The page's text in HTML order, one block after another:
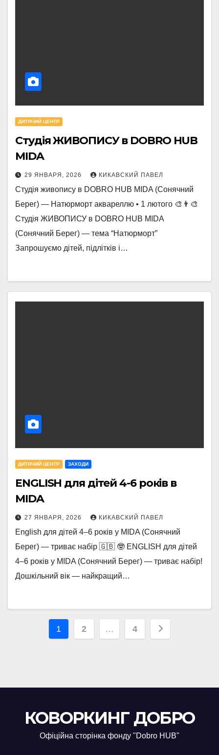
ДИТЯЧИЙ ЦЕНТР
Студія ЖИВОПИСУ в DOBRO HUB
MIDA
29 ЯНВАРЯ, 2026 КИКАВСКИЙ ПАВЕЛ
Студія живопису в DOBRO HUB MIDA (Сонячний
Берег) — Натюрморт аквареллю • 1 лютого 🎨👨‍🎨
Студія ЖИВОПИСУ в DOBRO HUB MIDA
(Сонячний Берег) — тема “Натюрморт”
Запрошуємо дітей, підлітків і…
ДИТЯЧИЙ ЦЕНТР ЗАХОДИ
ENGLISH для дітей 4-6 років в
MIDA
27 ЯНВАРЯ, 2026 КИКАВСКИЙ ПАВЕЛ
English для дітей 4–6 років у MIDA (Сонячний
Берег) — триває набір 🇬🇧 🤓 ENGLISH для дітей
4–6 років у MIDA (Сонячний Берег) — триває набір!
Дошкільний вік — найкращий…
Пагинация
1 2 … 4
КОВОРКИНГ ДОБРО
Офіційна сторінка фонду "Dobro HUB"